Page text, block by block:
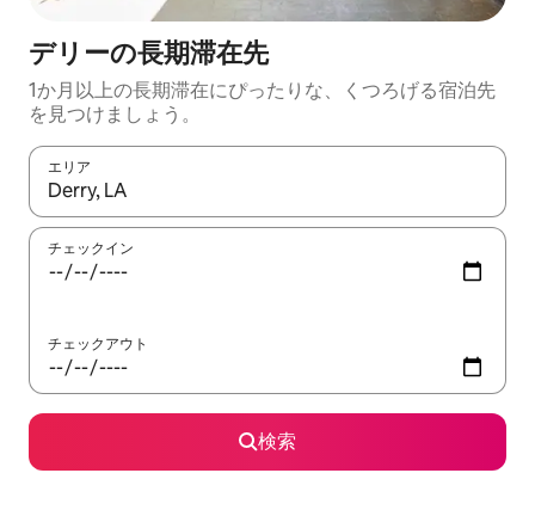
デリーの長期滞在先
1か月以上の長期滞在にぴったりな、くつろげる宿泊先
を見つけましょう。
エリア
検索結果が表示されたら、上下の矢印キーを使って移動するか
チェックイン
チェックアウト
検索